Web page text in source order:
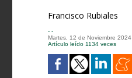
Francisco Rubiales
- -
Martes, 12 de Noviembre 2024
Artículo leído 1134 veces